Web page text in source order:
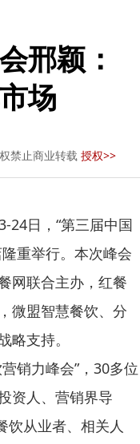
邢颖：
场
禁止商业转载 授权>>
24日，“第三届中国
重举行。本次峰会
网联合主办，红餐
微盟智慧餐饮、分
支持。
销力峰会”，30多位
资人、营销界导
饮从业者、相关人